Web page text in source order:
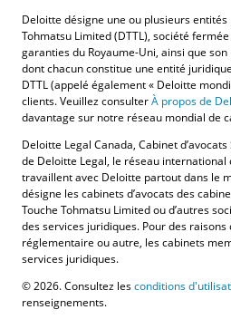
Deloitte désigne une ou plusieurs
Tohmatsu Limited (DTTL), société
garanties du Royaume-Uni, ainsi que
dont chacun constitue une entité
DTTL (appelé également « Deloitte
clients. Veuillez consulterÀ propos de
davantage sur notre réseau mondial de
Deloitte Legal Canada, Cabinet d’avocats
de Deloitte Legal, le réseau international
travaillent avec Deloitte partout dans le
désigne les cabinets d’avocats des
Touche Tohmatsu Limited ou d’autres
des services juridiques. Pour des raisons
réglementaire ou autre, les cabinets
services juridiques.
© 2026. Consultez lesconditions
renseignements.